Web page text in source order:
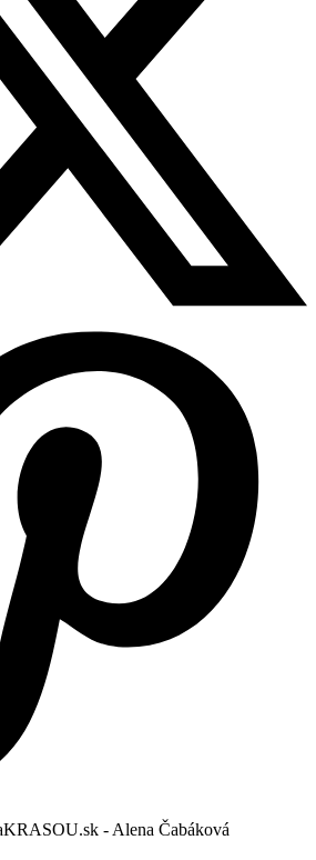
- Alena Čabáková